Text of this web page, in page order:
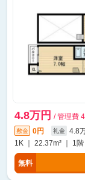
4.8万円 / 管理費
敷金 0円 礼金
4.8
1K ｜ 22.37m² ｜ 1階
無料